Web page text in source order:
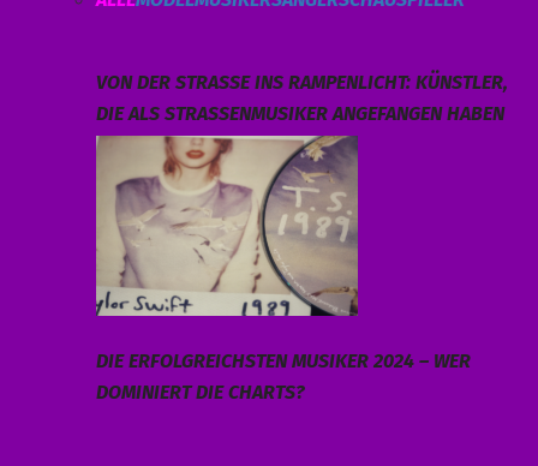
VON DER STRASSE INS RAMPENLICHT: KÜNSTLER, D
IE ALS STRASSENMUSIKER ANGEFANGEN HABEN
DIE ERFOLGREICHSTEN MUSIKER 2024 – WER
DOMINIERT DIE CHARTS?